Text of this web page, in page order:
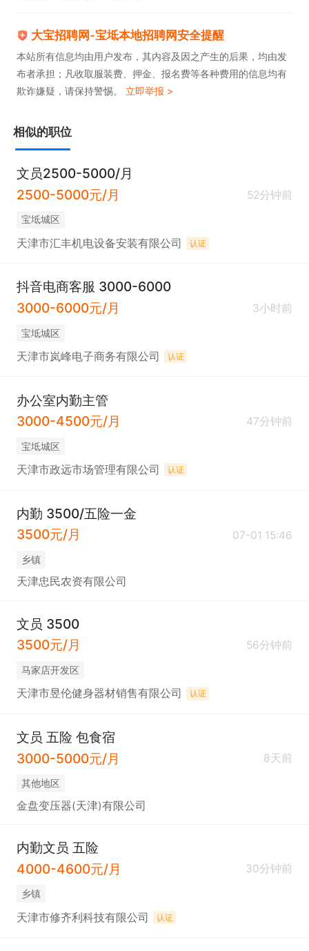
大宝招聘网-宝坻本地招聘网安全提醒
本站所有信息均由用户发布，其内容及因之产生的后果，均由发
布者承担；凡收取服装费、押金、报名费等各种费用的信息均有
欺诈嫌疑，请保持警惕。 立即举报 >
相似的职位
文员2500-5000/月
2500-5000元/月
52分钟前
宝坻城区
天津市汇丰机电设备安装有限公司 认证
抖音电商客服 3000-6000
3000-6000元/月
3小时前
宝坻城区
天津市岚峰电子商务有限公司 认证
办公室内勤主管
3000-4500元/月
47分钟前
宝坻城区
天津市政远市场管理有限公司 认证
内勤 3500/五险一金
3500元/月
07-01 15:46
乡镇
天津忠民农资有限公司
文员 3500
3500元/月
56分钟前
马家店开发区
天津市昱伦健身器材销售有限公司 认证
文员 五险 包食宿
3000-5000元/月
8天前
其他地区
金盘变压器(天津)有限公司
内勤文员 五险
4000-4600元/月
30分钟前
乡镇
天津市修齐利科技有限公司 认证